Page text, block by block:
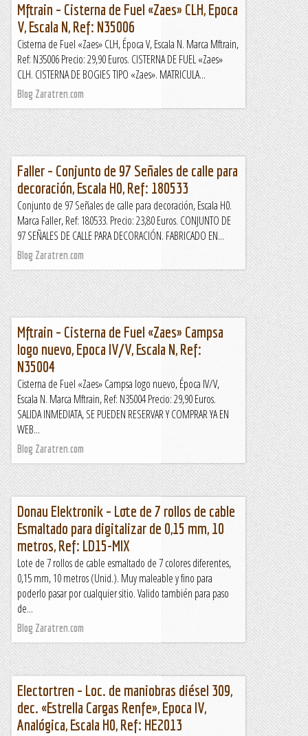
Mftrain – Cisterna de Fuel «Zaes» CLH, Epoca
V, Escala N, Ref: N35006
Cisterna de Fuel «Zaes» CLH, Época V, Escala N. Marca Mftrain,
Ref: N35006 Precio: 29,90 Euros. CISTERNA DE FUEL «Zaes»
CLH. CISTERNA DE BOGIES TIPO «Zaes». MATRICULA...
Blog Zaratren.com
Faller – Conjunto de 97 Señales de calle para
decoración, Escala H0, Ref: 180533
Conjunto de 97 Señales de calle para decoración, Escala H0.
Marca Faller, Ref: 180533. Precio: 23,80 Euros. CONJUNTO DE
97 SEÑALES DE CALLE PARA DECORACIÓN. FABRICADO EN...
Blog Zaratren.com
Mftrain – Cisterna de Fuel «Zaes» Campsa
logo nuevo, Epoca IV/V, Escala N, Ref:
N35004
Cisterna de Fuel «Zaes» Campsa logo nuevo, Época IV/V,
Escala N. Marca Mftrain, Ref: N35004 Precio: 29,90 Euros.
SALIDA INMEDIATA, SE PUEDEN RESERVAR Y COMPRAR YA EN
WEB...
Blog Zaratren.com
Donau Elektronik – Lote de 7 rollos de cable
Esmaltado para digitalizar de 0,15 mm, 10
metros, Ref: LD15-MIX
Lote de 7 rollos de cable esmaltado de 7 colores diferentes,
0,15 mm, 10 metros (Unid.). Muy maleable y fino para
poderlo pasar por cualquier sitio. Valido también para paso
de...
Blog Zaratren.com
Electortren – Loc. de maniobras diésel 309,
dec. «Estrella Cargas Renfe», Epoca IV,
Analógica, Escala H0, Ref: HE2013